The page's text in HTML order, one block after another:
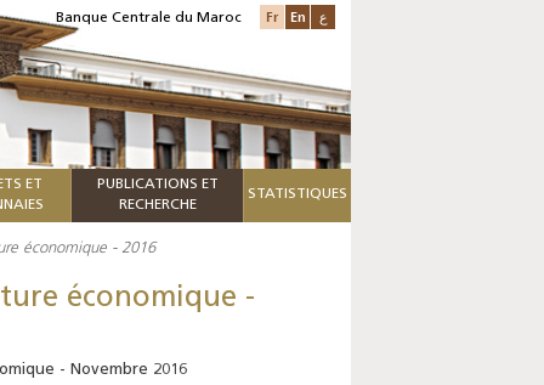
Banque Centrale du Maroc Fr En ع
ET
PUBLICATIONS ET
RECHERCHE
STATISTIQUES
économique - 2016
économique -
- Novembre 2016